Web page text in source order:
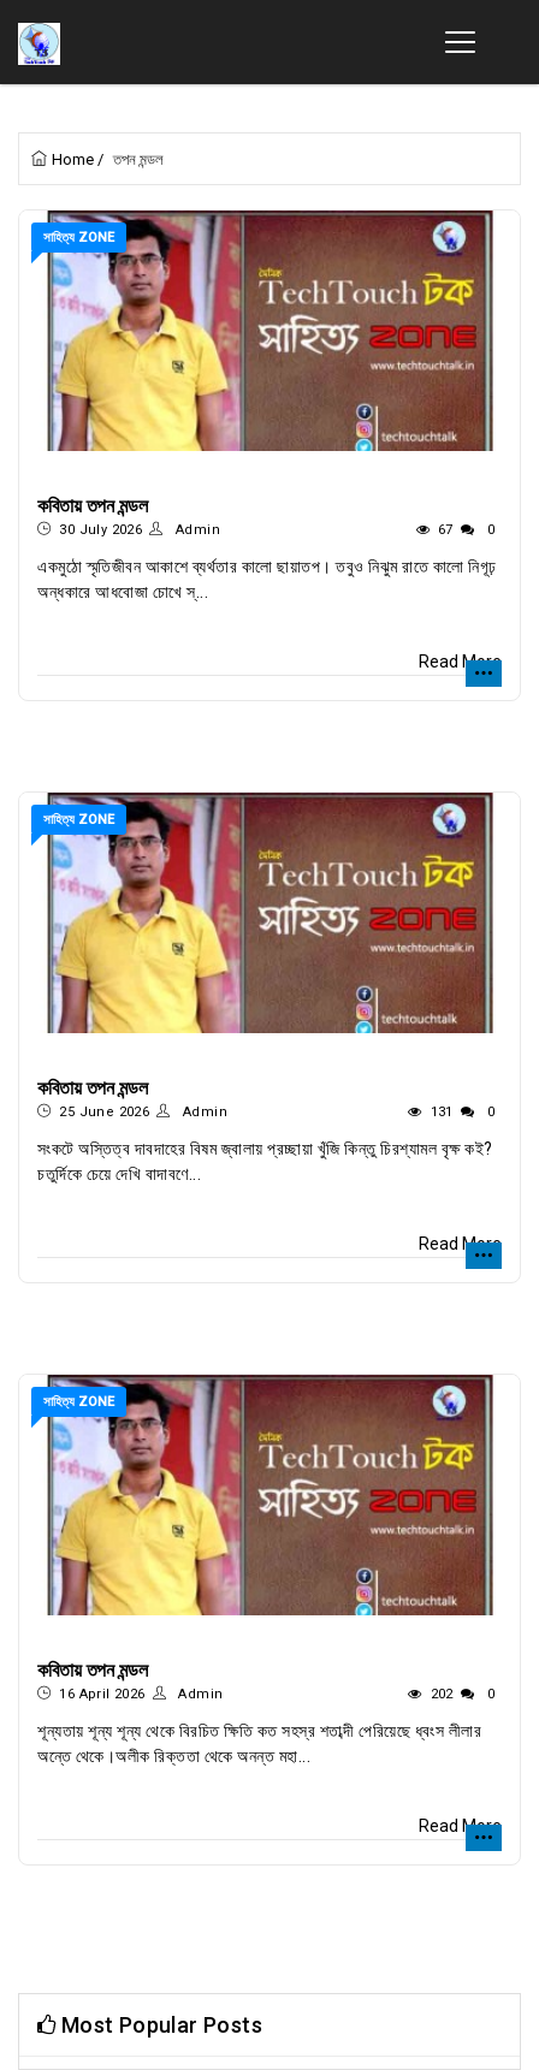
Home / তপন মন্ডল
সাহিত্য ZONE
কবিতায় তপন মন্ডল
30 July 2026 Admin 67 0
একমুঠো স্মৃতিজীবন আকাশে ব্যর্থতার কালো ছায়াতপ। তবুও নিঝুম রাতে কালো নিগূঢ়
অন্ধকারে আধবোজা চোখে স্...
Read More
সাহিত্য ZONE
কবিতায় তপন মন্ডল
25 June 2026 Admin 131 0
সংকটে অস্তিত্ব দাবদাহের বিষম জ্বালায় প্রচ্ছায়া খুঁজি কিন্তু চিরশ্যামল বৃক্ষ কই?
চতুর্দিকে চেয়ে দেখি বাদাবণে...
Read More
সাহিত্য ZONE
কবিতায় তপন মন্ডল
16 April 2026 Admin 202 0
শূন্যতায় শূন্য শূন্য থেকে বিরচিত ক্ষিতি কত সহস্র শতাব্দী পেরিয়েছে ধ্বংস লীলার
অন্তে থেকে।অলীক রিক্ততা থেকে অনন্ত মহা...
Read More
Most Popular Posts